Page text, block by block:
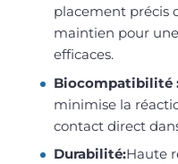
placement précis
maintien pour
efficaces.
Biocompatibilité
minimise la
contact direct
Durabilité:Haute